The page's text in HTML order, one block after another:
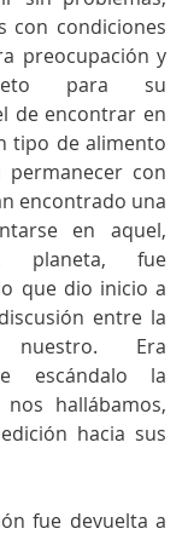
con condiciones
preocupación y
para su
de encontrar en
tipo de alimento
con
encontrado una
en aquel,
planeta, fue
que dio inicio a
entre la
Era
escándalo la
hallábamos,
hacia sus
fue devuelta a